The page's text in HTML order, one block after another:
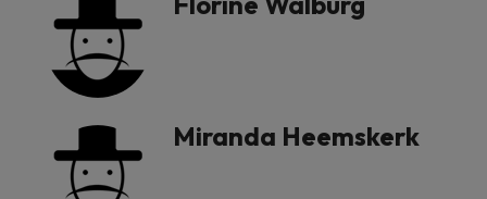
Miranda Heemskerk